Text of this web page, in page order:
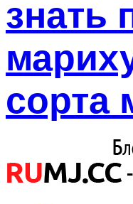
знать
сорта